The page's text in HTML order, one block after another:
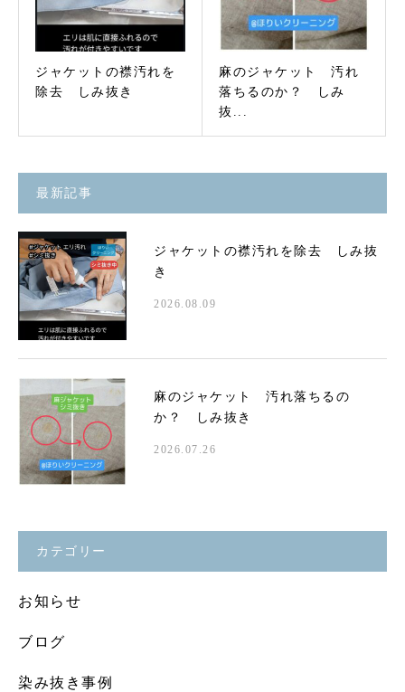
ジャケットの襟汚れを
除去 しみ抜き
麻のジャケット 汚れ
落ちるのか？ しみ
抜...
最新記事
ジャケットの襟汚れを除去 しみ抜
き
2026.08.09
麻のジャケット 汚れ落ちるの
か？ しみ抜き
2026.07.26
カテゴリー
お知らせ
ブログ
染み抜き事例